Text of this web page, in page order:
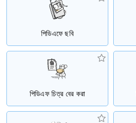
পিডিএফে ছবি
পিডিএফ চিত্র বের করা